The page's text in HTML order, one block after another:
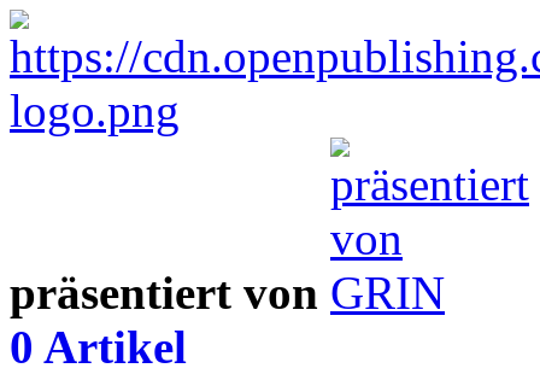
präsentiert von
0 Artikel